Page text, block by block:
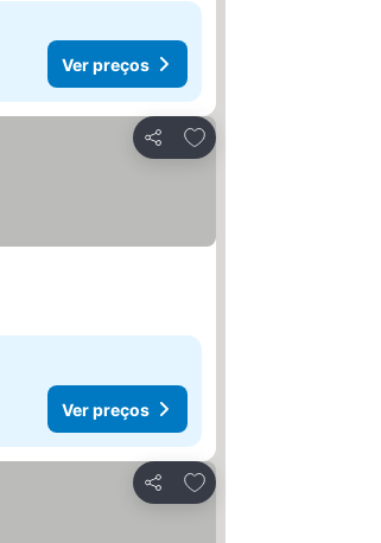
Ver preços
Partilhar
Adicionar aos favoritos
Ver preços
Partilhar
Adicionar aos favoritos